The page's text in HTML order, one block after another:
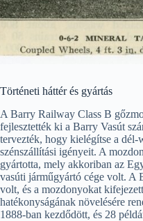
Történeti háttér és gyártás
A Barry Railway Class B
fejlesztették ki a Barry Vasút
tervezték, hogy kielégítse a dél-
szénszállítási igényeit. A
gyártotta, mely akkoriban az
vasúti járműgyártó cége volt. A
volt, és a mozdonyokat
hatékonyságának növelésére
1888-ban kezdődött, és 28